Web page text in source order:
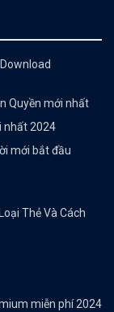
Quyền mới nhất
nhất 2024
mới bắt đầu
Thẻ Và Cách
miễn phí 2024